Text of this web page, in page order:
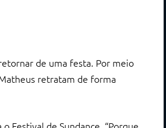
de uma festa. Por meio
retratam de forma